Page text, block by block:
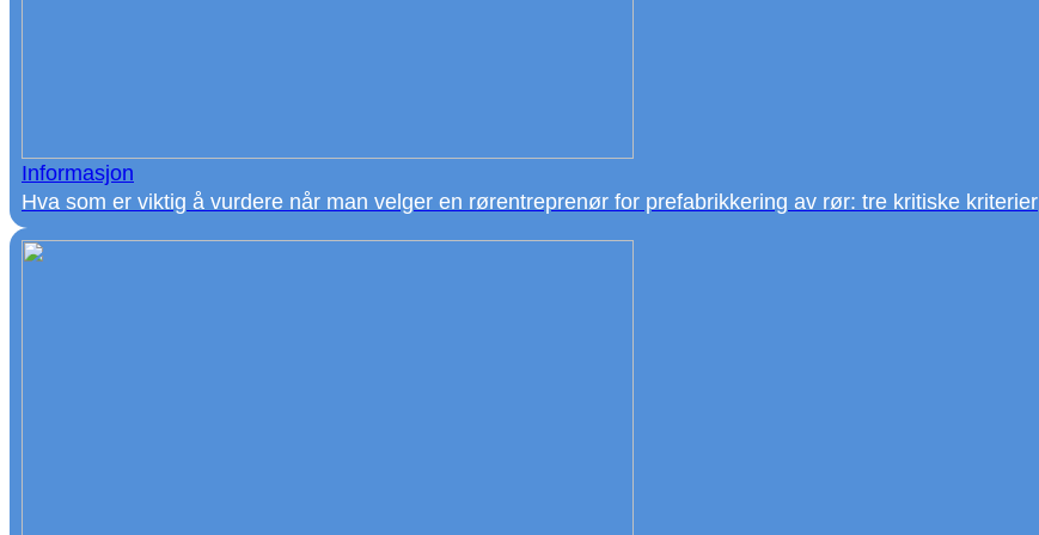
Informasjon
Hva som er viktig å vurdere når man velger en rørentreprenør for prefabrikkering av rør: tre kritiske kriterier